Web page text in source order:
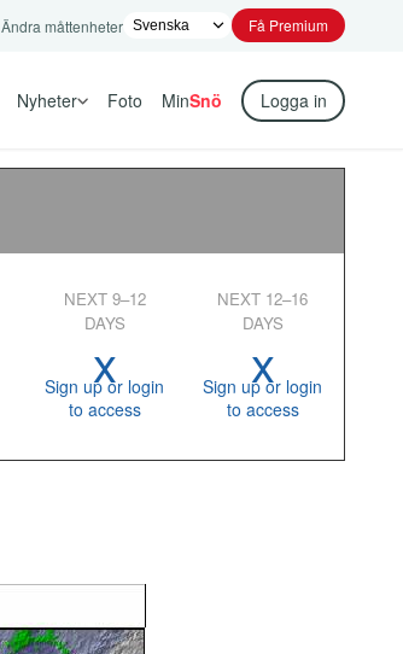
Ändra måttenheter Få Premium
Nyheter Foto MinSnö Logga in
NEXT 9–12
DAYS
x
Sign up or login
to access
NEXT 12–16
DAYS
x
Sign up or login
to access